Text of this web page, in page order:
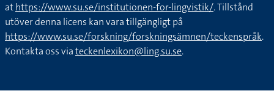
athttps://www.su.se/institutionen-for-lingvistik/. Tillstånd
utöver denna licens kan vara tillgängligt på
https://www.su.se/forskning/forskningsämnen/teckenspråk.
Kontakta oss viateckenlexikon@ling.su.se.